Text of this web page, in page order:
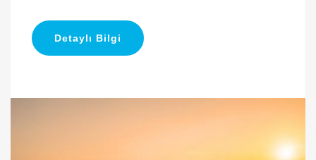
Detaylı Bilgi